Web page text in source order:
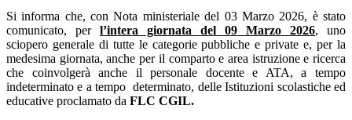
Si informa che, con Nota ministeriale del 03 Marzo 2026, è stato
comunicato, per l’intera giornata del 09 Marzo 2026, uno
sciopero generale di tutte le categorie pubbliche e private e, per la
medesima giornata, anche per il comparto e area istruzione e ricerca
che coinvolgerà anche il personale docente e ATA, a tempo
indeterminato e a tempo determinato, delle Istituzioni scolastiche ed
educative proclamato da FLC CGIL.